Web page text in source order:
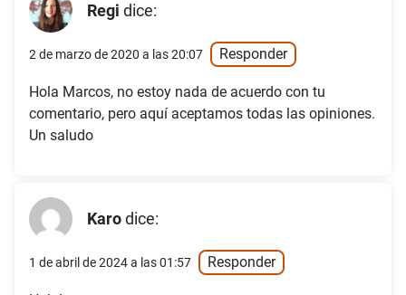
Regi dice:
2 de marzo de 2020 a las 20:07 Responder
Hola Marcos, no estoy nada de acuerdo con tu
comentario, pero aquí aceptamos todas las opiniones.
Un saludo
Karodice:
1 de abril de 2024 a las 01:57 Responder